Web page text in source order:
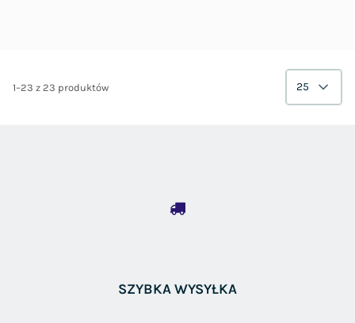
1–23 z 23 produktów 25
SZYBKA WYSYŁKA